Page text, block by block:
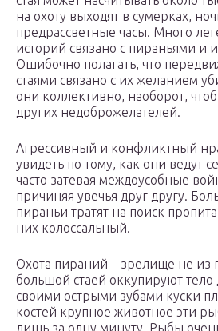
на охоту выходят в сумерках,
предрассветные часы. Много
историй связано с пираньями и
Ошибочно полагать, что
стаями связано с их желанием
они коллективно, наоборот,
других недоброжелателей.
Агрессивный и конфликтный
увидеть по тому, как они ведут
часто затевая междоусобные
причиняя увечья друг другу.
пираньи тратят на поиск
них колоссальный.
Охота пираний – зрелище не из
большой стаей оккупируют
своими острыми зубами куски
костей крупное животное эти
лишь за одну минуту. Рыбы